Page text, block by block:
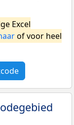
Excel
of voor heel